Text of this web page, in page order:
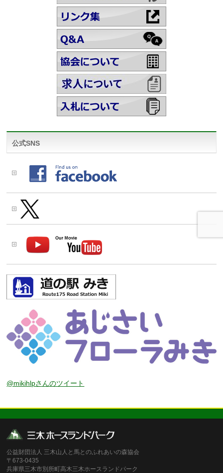
公式SNS
@mikihlpさんのツイート
公益財団法人 三木山人と馬とのふれあいの森協会
〒673-0435
兵庫県三木市別所町高木三木ホースランドパーク